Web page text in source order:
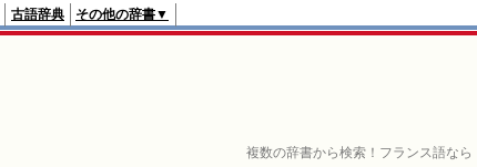
複数の辞書から検索！フランス語なら
古語辞典 その他の辞書▼